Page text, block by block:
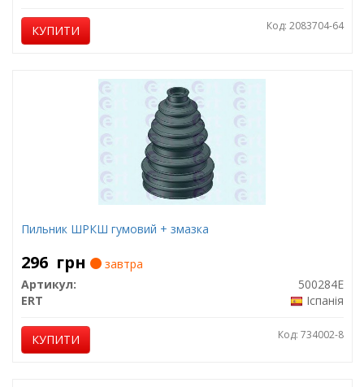
КУПИТИ Код: 2083704-64
Пильник ШРКШ гумовий + змазка
296 грн
завтра
Артикул:
500284E
ERT
Іспанія
КУПИТИ Код: 734002-8